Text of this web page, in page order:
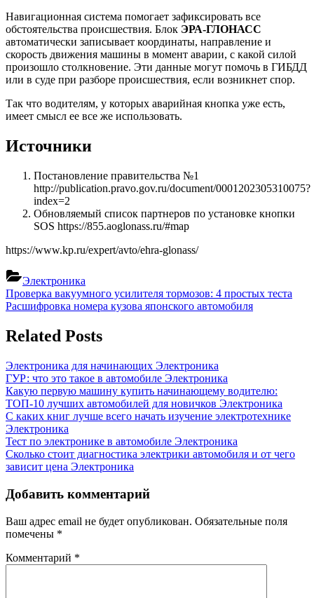
Навигационная система помогает зафиксировать все
обстоятельства происшествия. Блок ЭРА-ГЛОНАСС
автоматически записывает координаты, направление и
скорость движения машины в момент аварии, с какой силой
произошло столкновение. Эти данные могут помочь в ГИБДД
или в суде при разборе происшествия, если возникнет спор.
Так что водителям, у которых аварийная кнопка уже есть,
имеет смысл ее все же использовать.
Источники
Постановление правительства №1
http://publication.pravo.gov.ru/document/0001202305310075?
index=2
Обновляемый список партнеров по установке кнопки
SOS https://855.aoglonass.ru/#map
https://www.kp.ru/expert/avto/ehra-glonass/
Электроника
Навигация
по
записям
Previous
Post:
Проверка вакуумного усилителя тормозов: 4 простых теста
Next
Расшифровка номера кузова японского автомобиля
Related Posts
Электроника для начинающих Электроника
ГУР: что это такое в автомобиле Электроника
Какую первую машину купить начинающему водителю:
ТОП-10 лучших автомобилей для новичков Электроника
С каких книг лучше всего начать изучение электротехнике
Электроника
Тест по электронике в автомобиле Электроника
Сколько стоит диагностика электрики автомобиля и от чего
зависит цена Электроника
Добавить комментарий
Ваш адрес email не будет опубликован. Обязательные поля
помечены *
Комментарий *